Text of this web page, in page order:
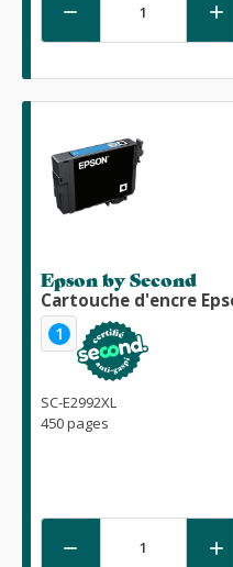
 
Epson by Second
Cartouche d'encre
1
SC-E2992XL
450 pages
 